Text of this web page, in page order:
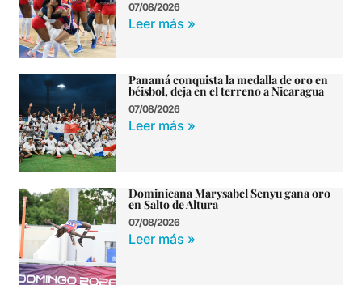
07/08/2026
Leer más »
Panamá conquista la medalla de oro en
béisbol, deja en el terreno a Nicaragua
07/08/2026
Leer más »
Dominicana Marysabel Senyu gana oro
en Salto de Altura
07/08/2026
Leer más »